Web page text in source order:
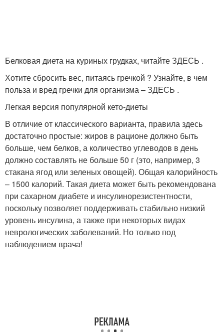
Белковая диета на куриных грудках, читайте ЗДЕСЬ .
Хотите сбросить вес, питаясь гречкой ? Узнайте, в чем
польза и вред гречки для организма – ЗДЕСЬ .
Легкая версия популярной кето-диеты
В отличие от классического варианта, правила здесь
достаточно простые: жиров в рационе должно быть
больше, чем белков, а количество углеводов в день
должно составлять не больше 50 г (это, например, 3
стакана ягод или зеленых овощей). Общая калорийность
– 1500 калорий. Такая диета может быть рекомендована
при сахарном диабете и инсулинорезистентности,
поскольку позволяет поддерживать стабильно низкий
уровень инсулина, а также при некоторых видах
неврологических заболеваний. Но только под
наблюдением врача!